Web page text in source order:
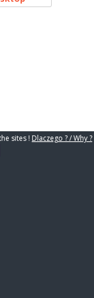
sites ! Dlaczego ? / Why ?